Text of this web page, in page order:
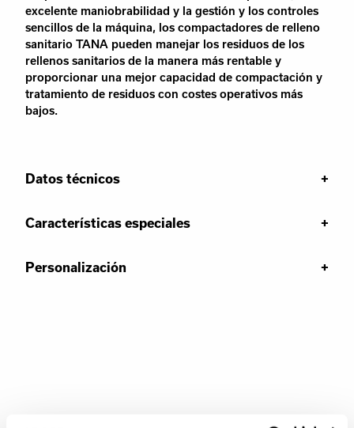
excelente maniobrabilidad y la gestión y los controles
sencillos de la máquina, los compactadores de relleno
sanitario TANA pueden manejar los residuos de los
rellenos sanitarios de la manera más rentable y
proporcionar una mejor capacidad de compactación y
tratamiento de residuos con costes operativos más
bajos.
Datos técnicos
Características especiales
Personalización